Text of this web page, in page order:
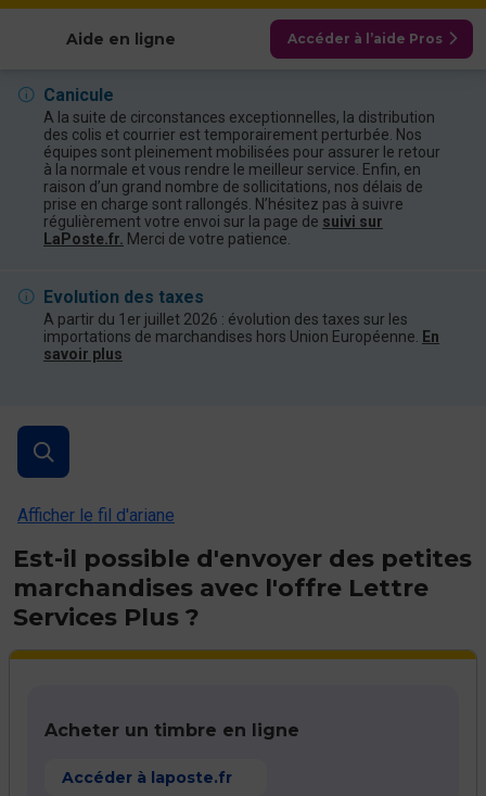
Aide en ligne Accéder à l’aide Pros
Canicule
A la suite de circonstances exceptionnelles, la distribution
des colis et courrier est temporairement perturbée. Nos
équipes sont pleinement mobilisées pour assurer le retour
à la normale et vous rendre le meilleur service. Enfin, en
raison d’un grand nombre de sollicitations, nos délais de
prise en charge sont rallongés. N’hésitez pas à suivre
régulièrement votre envoi sur la page de suivi sur
LaPoste.fr. Merci de votre patience.
Evolution des taxes
A partir du 1er juillet 2026 : évolution des taxes sur les
importations de marchandises hors Union Européenne.
En
savoir plus
Afficher le fil d'ariane
Est-il possible d'envoyer des petites
marchandises avec l'offre Lettre
Services Plus ?
Acheter un timbre en ligne
Accéder à laposte.fr